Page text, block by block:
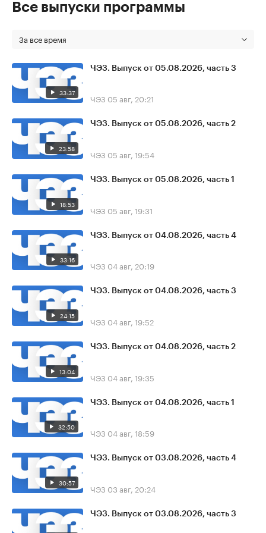
Все выпуски программы
За все время
33:37
ЧЭЗ. Выпуск от 05.08.2026, часть 3
ЧЭЗ 05 авг, 20:21
23:58
ЧЭЗ. Выпуск от 05.08.2026, часть 2
ЧЭЗ 05 авг, 19:54
18:53
ЧЭЗ. Выпуск от 05.08.2026, часть 1
ЧЭЗ 05 авг, 19:31
33:16
ЧЭЗ. Выпуск от 04.08.2026, часть 4
ЧЭЗ 04 авг, 20:19
24:15
ЧЭЗ. Выпуск от 04.08.2026, часть 3
ЧЭЗ 04 авг, 19:52
13:04
ЧЭЗ. Выпуск от 04.08.2026, часть 2
ЧЭЗ 04 авг, 19:35
32:50
ЧЭЗ. Выпуск от 04.08.2026, часть 1
ЧЭЗ 04 авг, 18:59
30:57
ЧЭЗ. Выпуск от 03.08.2026, часть 4
ЧЭЗ 03 авг, 20:24
ЧЭЗ. Выпуск от 03.08.2026, часть 3